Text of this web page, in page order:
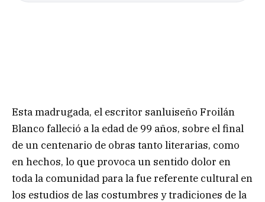
Esta madrugada, el escritor sanluiseño Froilán
Blanco falleció a la edad de 99 años, sobre el final
de un centenario de obras tanto literarias, como
en hechos, lo que provoca un sentido dolor en
toda la comunidad para la fue referente cultural en
los estudios de las costumbres y tradiciones de la